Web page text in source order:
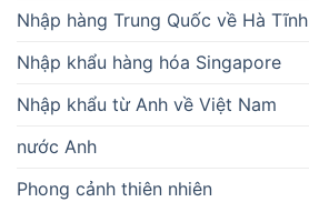
Nhập hàng Trung Quốc về Hà Tĩnh
Nhập khẩu hàng hóa Singapore
Nhập khẩu từ Anh về Việt Nam
nước Anh
Phong cảnh thiên nhiên